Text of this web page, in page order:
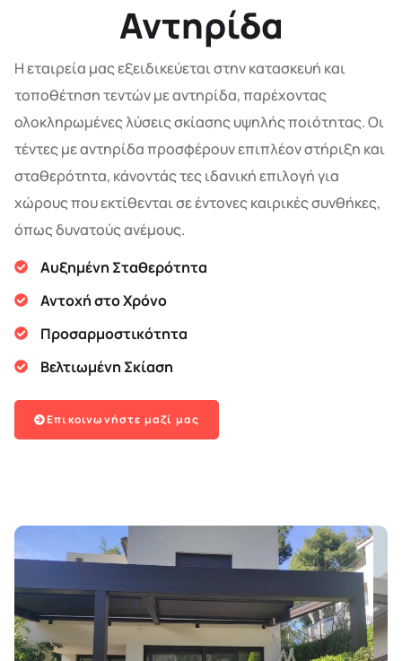
Αντηρίδα
Η εταιρεία μας εξειδικεύεται στην κατασκευή και
τοποθέτηση τεντών με αντηρίδα, παρέχοντας
ολοκληρωμένες λύσεις σκίασης υψηλής ποιότητας. Οι
τέντες με αντηρίδα προσφέρουν επιπλέον στήριξη και
σταθερότητα, κάνοντάς τες ιδανική επιλογή για
χώρους που εκτίθενται σε έντονες καιρικές συνθήκες,
όπως δυνατούς ανέμους.
Αυξημένη Σταθερότητα
Αντοχή στο Χρόνο
Προσαρμοστικότητα
Βελτιωμένη Σκίαση
Επικοινωνήστε μαζί μας